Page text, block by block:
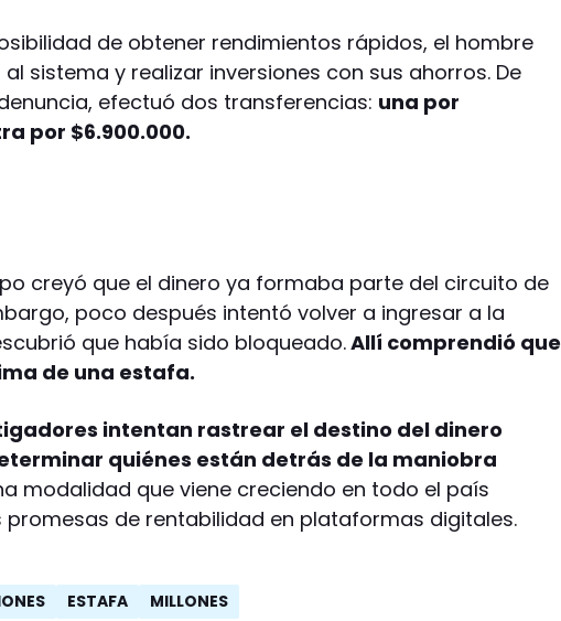
de obtener rendimientos rápidos, el hombre
sistema y realizar inversiones con sus ahorros. De
efectuó dos transferencias: una por
por $6.900.000.
creyó que el dinero ya formaba parte del circuito de
poco después intentó volver a ingresar a la
que había sido bloqueado.Allí comprendió que
de una estafa.
intentan rastrear el destino del dinero
quiénes están detrás de la maniobra
modalidad que viene creciendo en todo el país
de rentabilidad en plataformas digitales.
ESTAFA MILLONES